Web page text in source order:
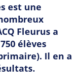
est une
Fleurus a
élèves
Il en a